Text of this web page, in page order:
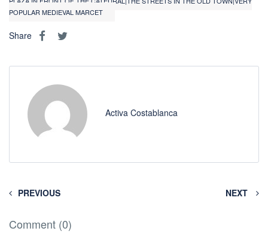
POPULAR MEDIEVAL MARCET
Share
Activa Costablanca
PREVIOUS NEXT
Comment (0)